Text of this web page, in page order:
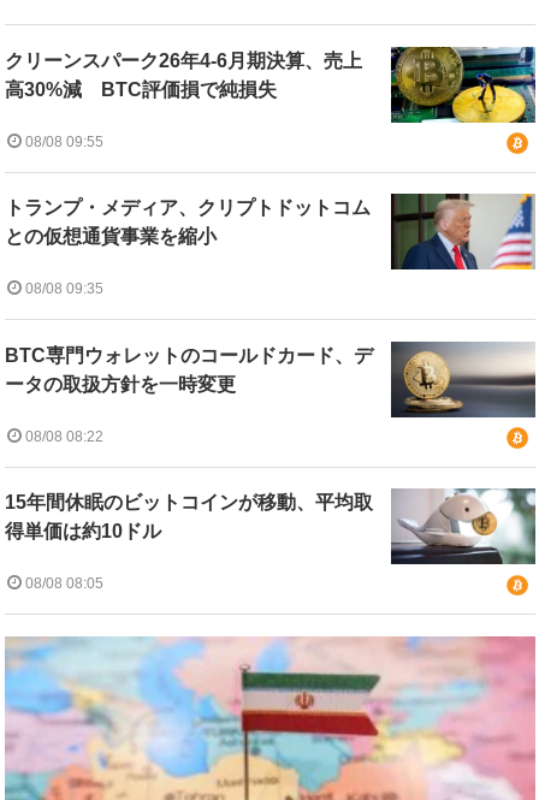
クリーンスパーク26年4-6月期決算、売上
高30%減 BTC評価損で純損失
08/08 09:55
トランプ・メディア、クリプトドットコム
との仮想通貨事業を縮小
08/08 09:35
BTC専門ウォレットのコールドカード、デ
ータの取扱方針を一時変更
08/08 08:22
15年間休眠のビットコインが移動、平均取
得単価は約10ドル
08/08 08:05